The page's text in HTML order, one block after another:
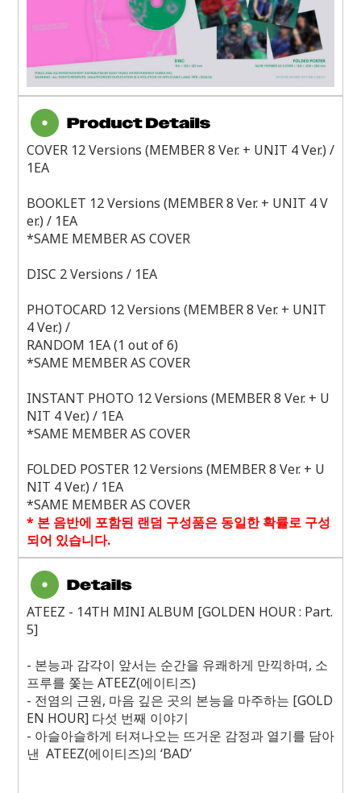
COVER 12 Versions (MEMBER 8 Ver. + UNIT 4 Ver.) /
1EA
BOOKLET 12 Versions (MEMBER 8 Ver. + UNIT 4 V
er.) / 1EA
*SAME MEMBER AS COVER
DISC 2 Versions / 1EA
PHOTOCARD 12 Versions (MEMBER 8 Ver. + UNIT
4 Ver.) /
RANDOM 1EA (1 out of 6)
*SAME MEMBER AS COVER
INSTANT PHOTO 12 Versions (MEMBER 8 Ver. + U
NIT 4 Ver.) / 1EA
*SAME MEMBER AS COVER
FOLDED POSTER 12 Versions (MEMBER 8 Ver. + U
NIT 4 Ver.) / 1EA
*SAME MEMBER AS COVER
* 본 음반에 포함된 랜덤 구성품은 동일한 확률로 구성
되어 있습니다.
ATEEZ - 14TH MINI ALBUM [GOLDEN HOUR : Part.
5]
- 본능과 감각이 앞서는 순간을 유쾌하게 만끽하며, 소
프루를 쫓는 ATEEZ(에이티즈)
- 전염의 근원, 마음 깊은 곳의 본능을 마주하는 [GOLD
EN HOUR] 다섯 번째 이야기
- 아슬아슬하게 터져나오는 뜨거운 감정과 열기를 담아
낸 ATEEZ(에이티즈)의 ‘BAD’